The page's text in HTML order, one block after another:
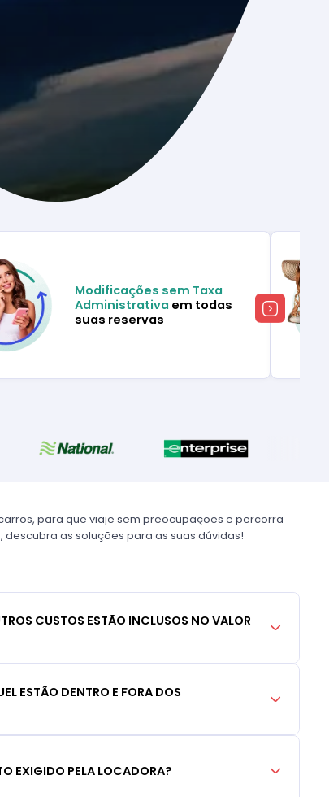
Modificações sem Taxa
Administrativa em todas
suas reservas
para que viaje sem preocupações e percorra
as soluções para as suas dúvidas!
CUSTOS ESTÃO INCLUSOS NO VALOR
ESTÃO DENTRO E FORA DOS
EXIGIDO PELA LOCADORA?